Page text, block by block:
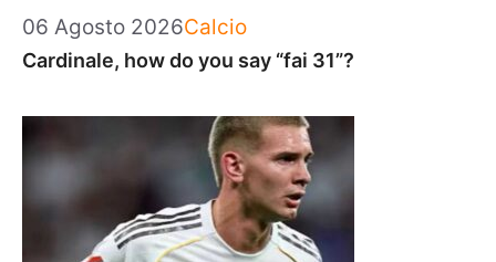
06 Agosto 2026Categorie
Calcio
Cardinale, how do you say “fai 31”?